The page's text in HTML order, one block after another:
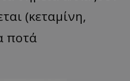
(κεταμίνη,
ποτά